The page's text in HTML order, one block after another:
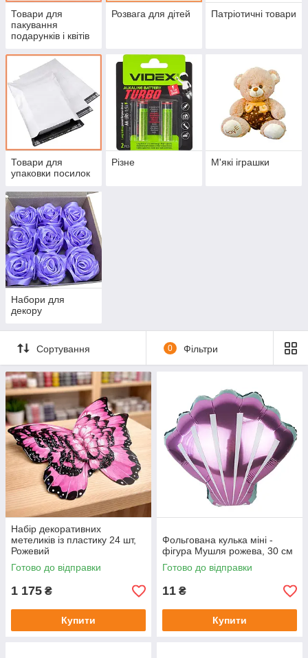
Товари для
пакування
подарунків і квітів
Розвага для дітей Патріотичні товари
Товари для
упаковки посилок
Різне М'які іграшки
Набори для
декору
Сортування 0 Фільтри
Набір декоративних
метеликів із пластику 24 шт,
Рожевий
Готово до відправки
1 175 ₴
Купити
Фольгована кулька міні -
фігура Мушля рожева, 30 см
Готово до відправки
11 ₴
Купити